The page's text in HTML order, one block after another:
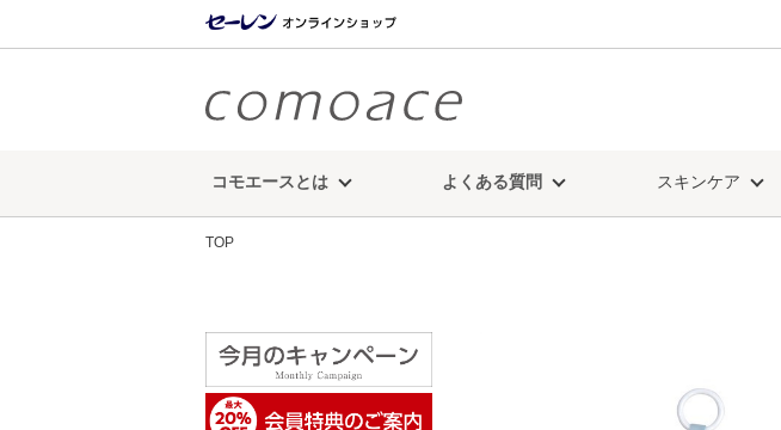
コモエースとは よくある質問 スキンケア
TOP